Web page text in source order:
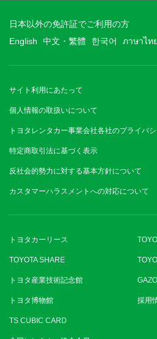
日本以外の免許証でご利用の方
English
中文・繁體 한국어 ภาษาไทย
サイト利用にあたって
個人情報の取扱いについて
トヨタレンタカー事業会社各社のプライバ
特定商取引法に基づく表示
反社会的勢力に対する基本方針について
カスタマーハラスメントへの対応について
トヨタカーリース
TOYOTA SHARE
トヨタ産業技術記念館
トヨタ博物館 採用
TS CUBIC CARD